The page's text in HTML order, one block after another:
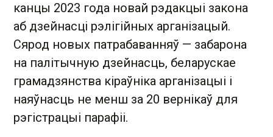
канцы 2023 года новай рэдакцыі закона
аб дзейнасці рэлігійных арганізацый.
Сярод новых патрабаванняў — забарона
на палітычную дзейнасць, беларускае
грамадзянства кіраўніка арганізацыі і
наяўнасць не менш за 20 вернікаў для
рэгістрацыі парафіі.